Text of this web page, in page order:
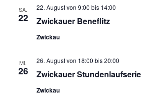
SA.
22 Zwickauer Beneflitz
22. August von 9:00 bis 14:00
Zwickau
MI.
26 Zwickauer Stundenlaufserie
26. August von 18:00 bis20:00
Zwickau